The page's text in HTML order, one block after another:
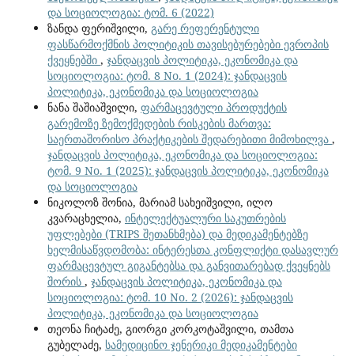
და სოციოლოგია: ტომ. 6 (2022)
ზანდა ფერიშვილი, გარე რეფერენტული
ფასწარმოქმნის პოლიტიკის თავისებურებები ევროპის
ქვეყნებში , ჯანდაცვის პოლიტიკა, ეკონომიკა და
სოციოლოგია: ტომ. 8 No. 1 (2024): ჯანდაცვის
პოლიტიკა, ეკონომიკა და სოციოლოგია
ნანა შაშიაშვილი, ფარმაცევტული პროდუქტის
გარემოზე ზემოქმედების რისკების მართვა:
საერთაშორისო პრაქტიკების შედარებითი მიმოხილვა ,
ჯანდაცვის პოლიტიკა, ეკონომიკა და სოციოლოგია:
ტომ. 9 No. 1 (2025): ჯანდაცვის პოლიტიკა, ეკონომიკა
და სოციოლოგია
ნიკოლოზ შონია, მარიამ სახეიშვილი, ილო
კვარაცხელია, ინტელექტუალური საკუთრების
უფლებები (TRIPS შეთანხმება) და მედიკამენტებზე
ხელმისაწვდომობა: ინტერესთა კონფლიქტი დასავლურ
ფარმაცევტულ გიგანტებსა და განვითარებად ქვეყნებს
შორის , ჯანდაცვის პოლიტიკა, ეკონომიკა და
სოციოლოგია: ტომ. 10 No. 2 (2026): ჯანდაცვის
პოლიტიკა, ეკონომიკა და სოციოლოგია
თეონა ჩიტაძე, გიორგი კორკოტაშვილი, თამთა
გუბელაძე, სამედიცინო ჯენერიკი მედიკამენტები